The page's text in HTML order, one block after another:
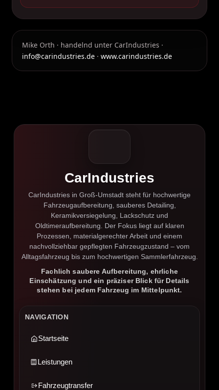
Mike Orth · handelnd unter CarIndustries ·
info@carindustries.de · www.carindustries.de
CarIndustries
CarIndustries in Groß-Umstadt steht für hochwertige
Fahrzeugaufbereitung, sauberes Detailing,
Keramikversiegelung, Lackschutz und
Oldtimeraufbereitung. Der Fokus liegt auf klaren
Prozessen, materialgerechter Arbeit und einem
nachvollziehbar gepflegten Fahrzeugzustand – vom
Alltagsfahrzeug bis zum hochwertigen Sammlerfahrzeug.
Fachlich saubere Aufbereitung, ehrliche
Einschätzung und ein präziser Blick für Details
stehen bei jedem Fahrzeug im Mittelpunkt.
NAVIGATION
Startseite
Leistungen
Fahrzeugtransfer